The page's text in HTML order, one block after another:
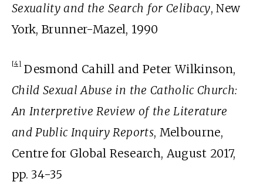
Sexuality and the Search for Celibacy, New
York, Brunner-Mazel, 1990
[4] Desmond Cahill and Peter Wilkinson,
Child Sexual Abuse in the Catholic Church:
An Interpretive Review of the Literature
and Public Inquiry Reports, Melbourne,
Centre for Global Research, August 2017,
pp. 34-35